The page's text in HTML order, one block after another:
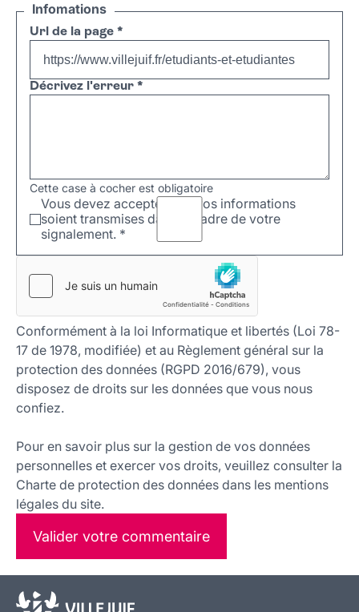
Infomations
Url de la page *
Décrivez l'erreur *
Cette case à cocher est obligatoire
Vous devez accepter que vos informations
soient transmises dans le cadre de votre
signalement. *
Conformément à la loi Informatique et libertés (Loi 78-
17 de 1978, modifiée) et au Règlement général sur la
protection des données (RGPD 2016/679), vous
disposez de droits sur les données que vous nous
confiez.
Pour en savoir plus sur la gestion de vos données
personnelles et exercer vos droits, veuillez consulter la
Charte de protection des données dans les mentions
légales du site.
Valider votre commentaire